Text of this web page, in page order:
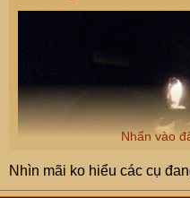
Nhấn vào
Nhìn mãi ko hiểu các cụ